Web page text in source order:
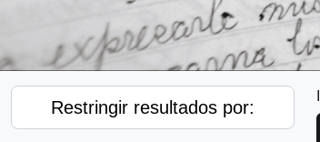
Restringir resultados por: